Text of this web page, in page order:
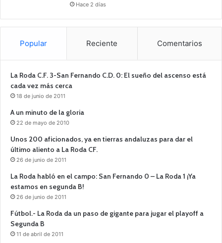
Hace 2 días
Popular Reciente Comentarios
La Roda C.F. 3-San Fernando C.D. 0: El sueño del ascenso está
cada vez más cerca
18 de junio de 2011
A un minuto de la gloria
22 de mayo de 2010
Unos 200 aficionados, ya en tierras andaluzas para dar el
último aliento a La Roda CF.
26 de junio de 2011
La Roda habló en el campo: San Fernando 0 – La Roda 1 ¡Ya
estamos en segunda B!
26 de junio de 2011
Fútbol.- La Roda da un paso de gigante para jugar el playoff a
Segunda B
11 de abril de 2011